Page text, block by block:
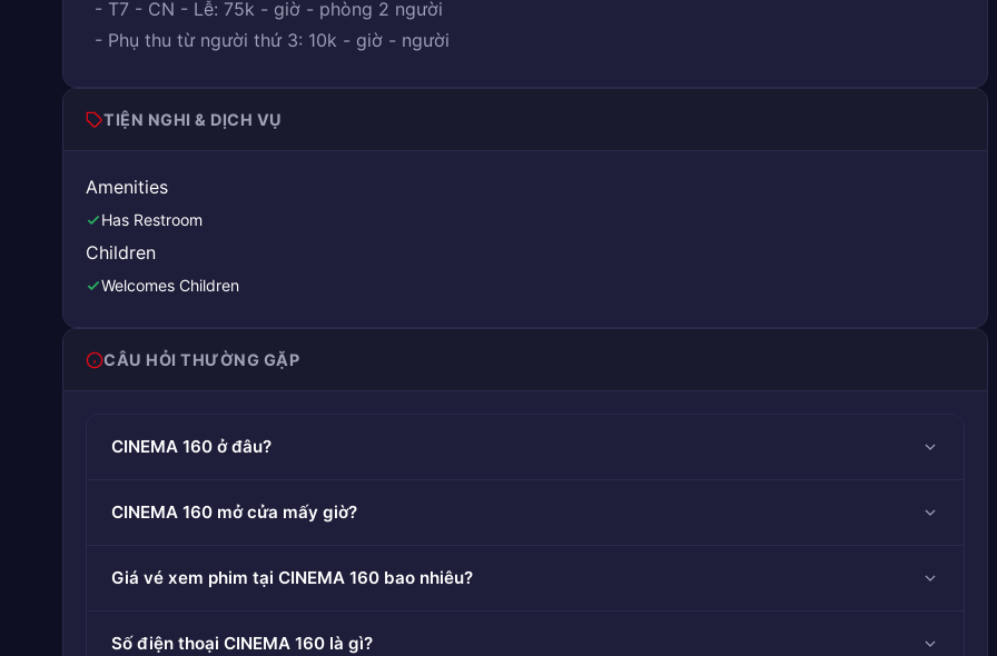
- T7 - CN - Lễ: 75k - giờ - phòng 2 người
- Phụ thu từ người thứ 3: 10k - giờ - người
TIỆN NGHI & DỊCH VỤ
Amenities
Has Restroom
Children
Welcomes Children
CÂU HỎI THƯỜNG GẶP
CINEMA 160 ở đâu?
CINEMA 160 mở cửa mấy giờ?
Giá vé xem phim tại CINEMA 160 bao nhiêu?
Số điện thoại CINEMA 160 là gì?